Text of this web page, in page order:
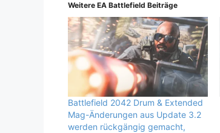
Weitere EA Battlefield Beiträge
Battlefield 2042 Drum & Extended
Mag-Änderungen aus Update 3.2
werden rückgängig gemacht,